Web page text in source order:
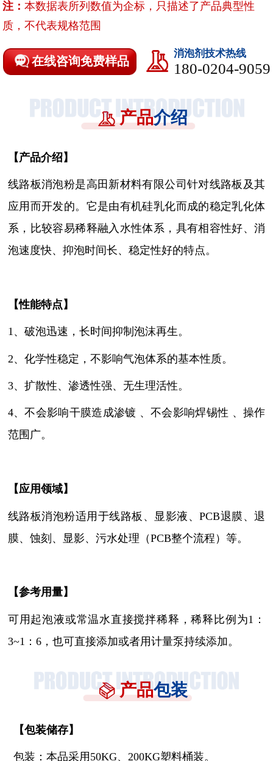
注：本数据表所列数值为企标，只描述了产品典型性
质，不代表规格范围
在线咨询免费样品
消泡剂技术热线
180-0204-9059
产品介绍
【产品介绍】
线路板消泡粉是高田新材料有限公司针对线路板及其
应用而开发的。它是由有机硅乳化而成的稳定乳化体
系，比较容易稀释融入水性体系，具有相容性好、消
泡速度快、抑泡时间长、稳定性好的特点。
【性能特点】
1、破泡迅速，长时间抑制泡沫再生。
2、化学性稳定，不影响气泡体系的基本性质。
3、扩散性、渗透性强、无生理活性。
4、不会影响干膜造成渗镀 、不会影响焊锡性 、操作
范围广。
【应用领域】
线路板消泡粉适用 于线路板、显影液、PCB退膜、退
膜、蚀刻、显影、污水处理（PCB整个流程）等。
【参考用量】
可用起泡液或常温水直接搅拌稀释，稀释比例为1：
3~1：6，也可直接添加或者用计量泵持续添加。
产品包装
【包装储存】
包装：本品采用 50KG、200KG塑料桶装。